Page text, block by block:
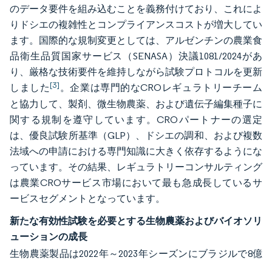
のデータ要件を組み込むことを義務付けており、これによ
りドシエの複雑性とコンプライアンスコストが増大してい
ます。国際的な規制変更としては、アルゼンチンの農業食
品衛生品質国家サービス（SENASA）決議1081/2024があ
り、厳格な技術要件を維持しながら試験プロトコルを更新
しました[3]。企業は専門的なCROレギュラトリーチーム
と協力して、製剤、微生物農薬、および遺伝子編集種子に
関する規制を遵守しています。CROパートナーの選定
は、優良試験所基準（GLP）、ドシエの調和、および複数
法域への申請における専門知識に大きく依存するようにな
っています。その結果、レギュラトリーコンサルティング
は農業CROサービス市場において最も急成長しているサ
ービスセグメントとなっています。
新たな有効性試験を必要とする生物農薬およびバイオソリ
ューションの成長
生物農薬製品は2022年～2023年シーズンにブラジルで8億